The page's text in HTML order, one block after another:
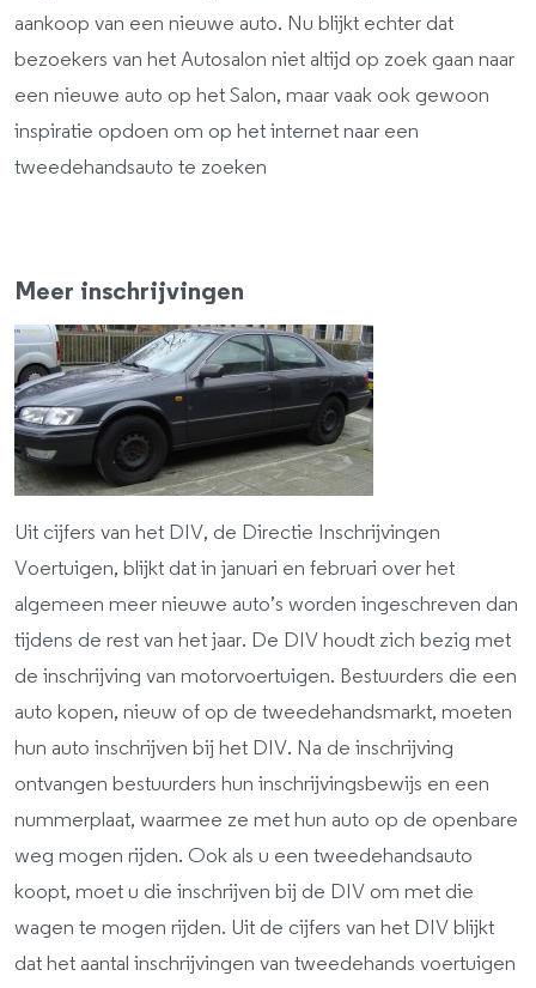
aankoop van een nieuwe auto. Nu blijkt echter dat
bezoekers van het Autosalon niet altijd op zoek gaan naar
een nieuwe auto op het Salon, maar vaak ook gewoon
inspiratie opdoen om op het internet naar een
tweedehandsauto te zoeken
Meer inschrijvingen
Uit cijfers van het DIV, de Directie Inschrijvingen
Voertuigen, blijkt dat in januari en februari over het
algemeen meer nieuwe auto’s worden ingeschreven dan
tijdens de rest van het jaar. De DIV houdt zich bezig met
de inschrijving van motorvoertuigen. Bestuurders die een
auto kopen, nieuw of op de tweedehandsmarkt, moeten
hun auto inschrijven bij het DIV. Na de inschrijving
ontvangen bestuurders hun inschrijvingsbewijs en een
nummerplaat, waarmee ze met hun auto op de openbare
weg mogen rijden. Ook als u een tweedehandsauto
koopt, moet u die inschrijven bij de DIV om met die
wagen te mogen rijden. Uit de cijfers van het DIV blijkt
dat het aantal inschrijvingen van tweedehands voertuigen